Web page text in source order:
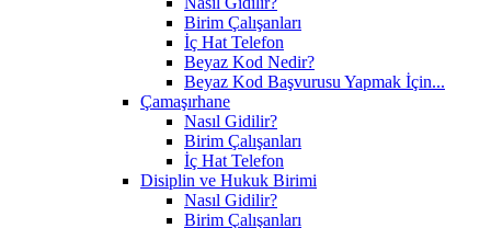
Birim Çalışanları
İç Hat Telefon
Beyaz Kod Nedir?
Beyaz Kod Başvurusu Yapmak İçin...
Çamaşırhane
Nasıl Gidilir?
Birim Çalışanları
İç Hat Telefon
Disiplin ve Hukuk Birimi
Nasıl Gidilir?
Birim Çalışanları